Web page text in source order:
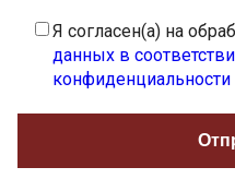
Я согласен(а) на
данных в
конфиденциальности